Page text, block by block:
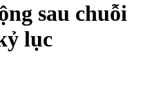
sau chuỗi
lục